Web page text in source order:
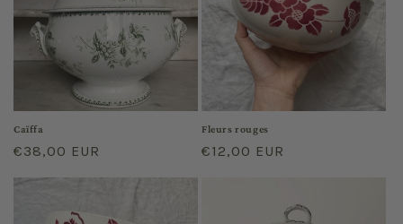
Caïffa
Prix
€38,00 EUR
Fleurs rouges
Prix
€12,00 EUR